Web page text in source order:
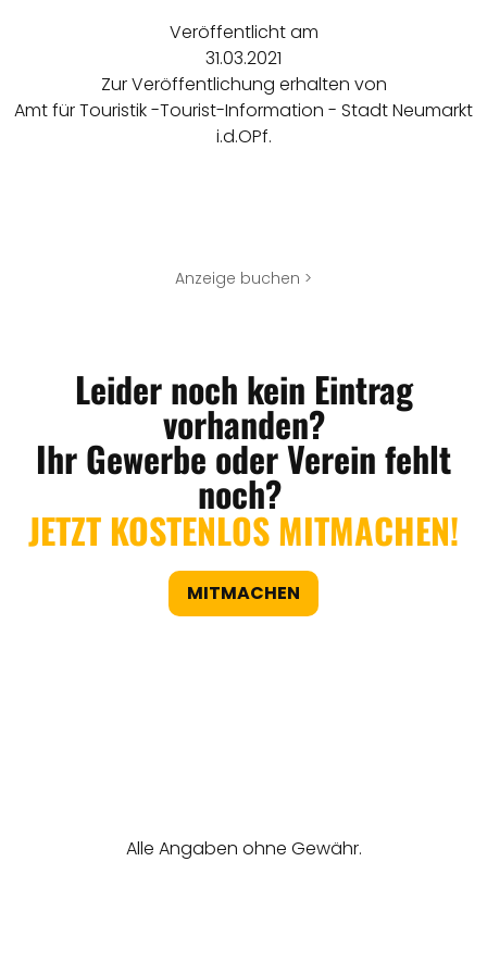
Veröffentlicht am
31.03.2021
Zur Veröffentlichung erhalten von
Amt für Touristik -Tourist-Information - Stadt Neumarkt
i.d.OPf.
Anzeige buchen >
Leider noch kein Eintrag
vorhanden?
Ihr Gewerbe oder Verein fehlt
noch?
JETZT KOSTENLOS MITMACHEN!
MITMACHEN